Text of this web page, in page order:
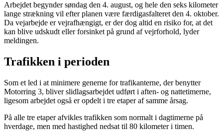
Arbejdet begynder søndag den 4. august, og hele den seks kilometer
lange strækning vil efter planen være færdigasfalteret den 4. oktober.
Da vejarbejde er vejrafhængigt, er der dog altid en risiko for, at det
kan blive udskudt eller forsinket på grund af vejrforhold, lyder
meldingen.
Trafikken i perioden
Som et led i at minimere generne for trafikanterne, der benytter
Motorring 3, bliver slidlagsarbejdet udført i aften- og nattetimerne,
ligesom arbejdet også er opdelt i tre etaper af samme årsag.
På alle tre etaper afvikles trafikken som normalt i dagtimerne på
hverdage, men med hastighed nedsat til 80 kilometer i timen.